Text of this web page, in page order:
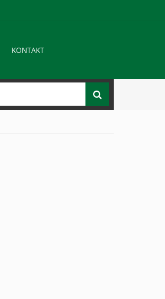
KONTAKT